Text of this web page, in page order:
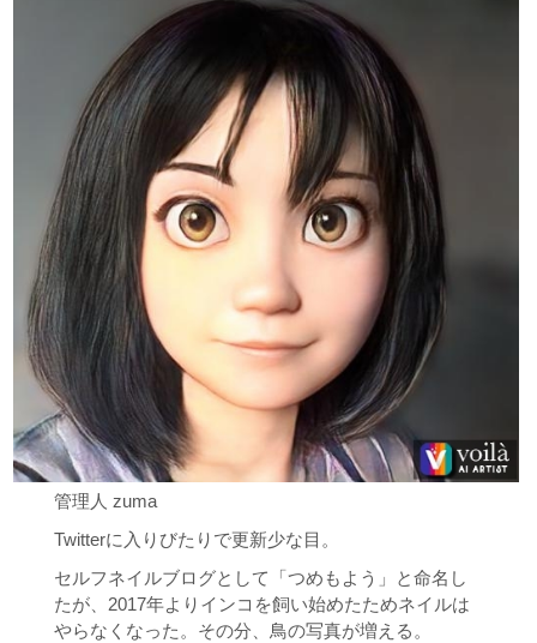
管理人 zuma
Twitterに入りびたりで更新少な目。
セルフネイルブログとして「つめもよう」と命名し
たが、2017年よりインコを飼い始めたためネイルは
やらなくなった。その分、鳥の写真が増える。